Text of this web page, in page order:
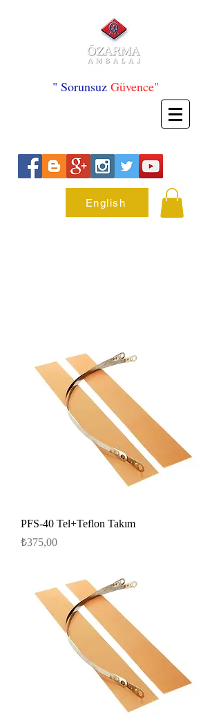
" Sorunsuz Güvence"
English
PFS-40 Tel+Teflon Takım
Fiyat
₺375,00